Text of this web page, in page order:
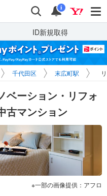
検索 通知
i
ID新規取得
千代田区 末広町駅
ベーション・リフォ
古マンション
一部の画像提供：アフロ